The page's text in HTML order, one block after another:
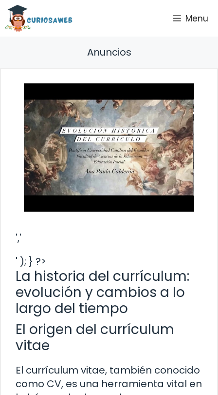
Saltar
contenido
Menu
Anuncios
','
' ); } ?>
La historia del currículum:
evolución y cambios a lo
largo del tiempo
El origen del currículum
vitae
El currículum vitae, también conocido
como CV, es una herramienta vital en